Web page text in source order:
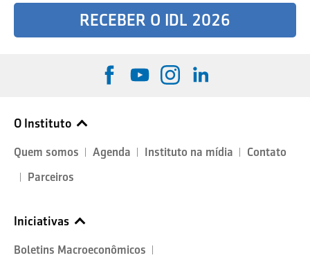
RECEBER O IDL 2026
O Instituto
Quem somos Agenda Instituto na mídia
Contato
Parceiros
Iniciativas
Boletins Macroeconômicos